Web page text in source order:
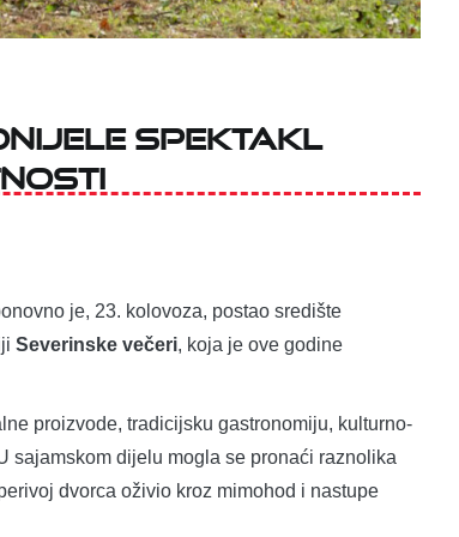
spektakl
je, 23. kolovoza, postao središte
Severinske večeri, koja je ove godine
proizvode, tradicijsku gastronomiju, kulturno-
sajamskom dijelu mogla se pronaći raznolika
dvorca oživio kroz mimohod i nastupe